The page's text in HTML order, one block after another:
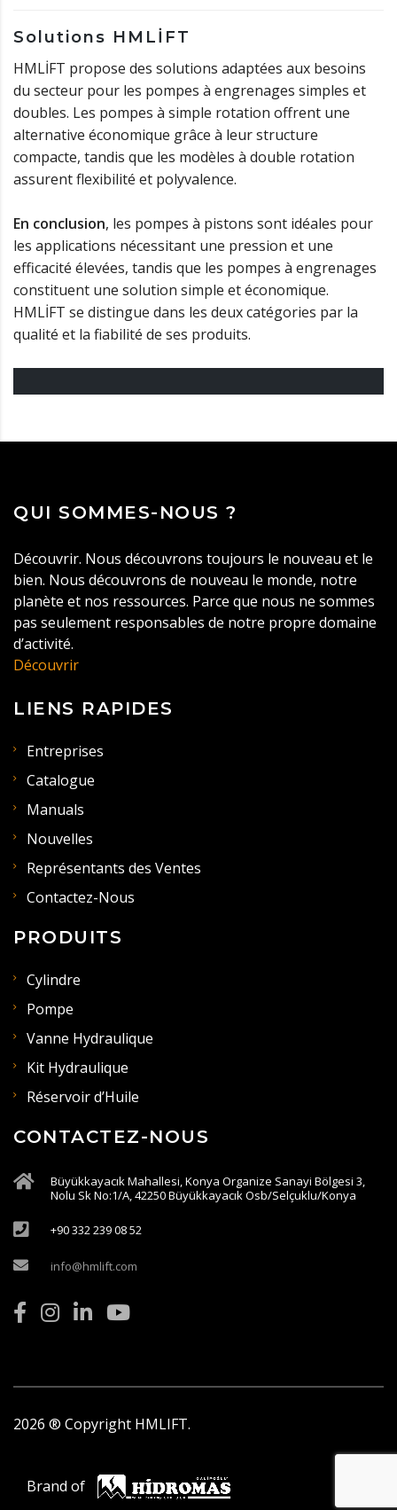
Solutions HMLİFT
HMLİFT propose des solutions adaptées aux besoins
du secteur pour les pompes à engrenages simples et
doubles. Les pompes à simple rotation offrent une
alternative économique grâce à leur structure
compacte, tandis que les modèles à double rotation
assurent flexibilité et polyvalence.
En conclusion, les pompes à pistons sont idéales pour
les applications nécessitant une pression et une
efficacité élevées, tandis que les pompes à engrenages
constituent une solution simple et économique.
HMLİFT se distingue dans les deux catégories par la
qualité et la fiabilité de ses produits.
QUI SOMMES-NOUS ?
Découvrir. Nous découvrons toujours le nouveau et le
bien. Nous découvrons de nouveau le monde, notre
planète et nos ressources. Parce que nous ne sommes
pas seulement responsables de notre propre domaine
d’activité.
Découvrir
LIENS RAPIDES
Entreprises
Catalogue
Manuals
Nouvelles
Représentants des Ventes
Contactez-Nous
PRODUITS
Cylindre
Pompe
Vanne Hydraulique
Kit Hydraulique
Réservoir d’Huile
CONTACTEZ-NOUS
Büyükkayacık Mahallesi, Konya Organize Sanayi Bölgesi 3,
Nolu Sk No:1/A, 42250 Büyükkayacık Osb/Selçuklu/Konya
+90 332 239 08 52
info@hmlift.com
2026 ® Copyright HMLIFT.
Brand of